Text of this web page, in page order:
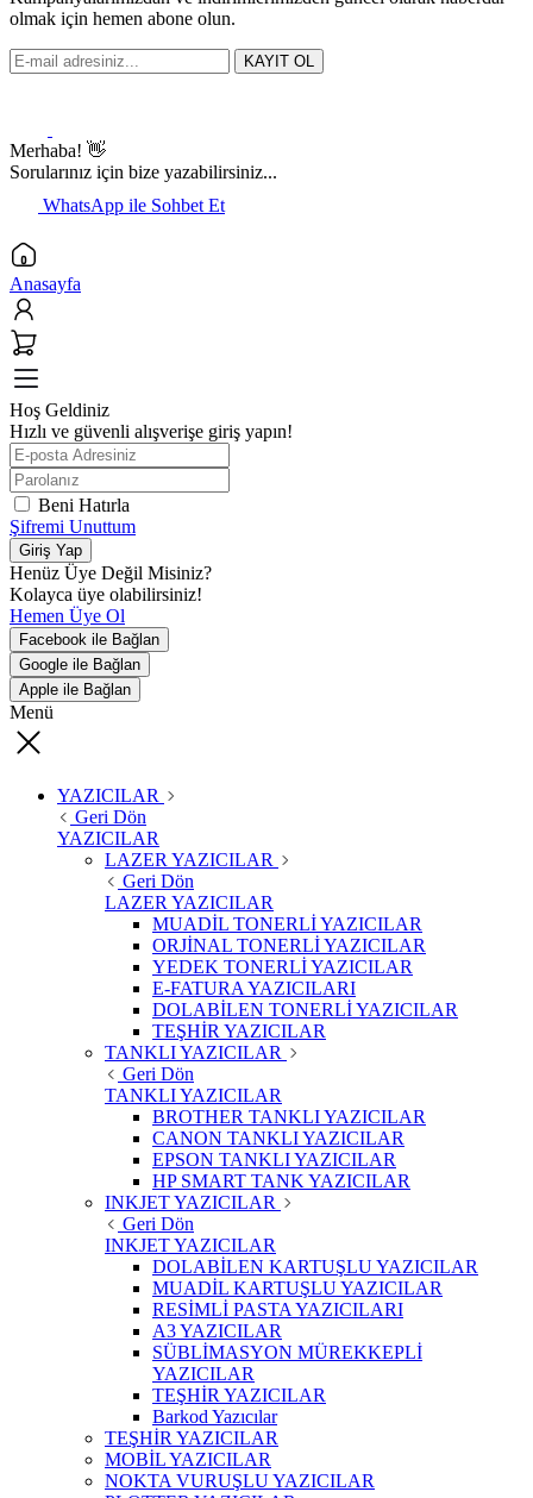
olmak için hemen abone olun.
KAYIT OL
Merhaba! 👋
Sorularınız için bize yazabilirsiniz...
WhatsApp ile Sohbet Et
Anasayfa
Hoş Geldiniz
Hızlı ve güvenli alışverişe giriş yapın!
Beni Hatırla
Şifremi Unuttum
Giriş Yap
Henüz Üye Değil Misiniz?
Kolayca üye olabilirsiniz!
Hemen Üye Ol
Facebook ile Bağlan
Google ile Bağlan
Apple ile Bağlan
Menü
YAZICILAR
Geri Dön
YAZICILAR
LAZER YAZICILAR
Geri Dön
LAZER YAZICILAR
MUADİL TONERLİ YAZICILAR
ORJİNAL TONERLİ YAZICILAR
YEDEK TONERLİ YAZICILAR
E-FATURA YAZICILARI
DOLABİLEN TONERLİ YAZICILAR
TEŞHİR YAZICILAR
TANKLI YAZICILAR
Geri Dön
TANKLI YAZICILAR
BROTHER TANKLI YAZICILAR
CANON TANKLI YAZICILAR
EPSON TANKLI YAZICILAR
HP SMART TANK YAZICILAR
INKJET YAZICILAR
Geri Dön
INKJET YAZICILAR
DOLABİLEN KARTUŞLU YAZICILAR
MUADİL KARTUŞLU YAZICILAR
RESİMLİ PASTA YAZICILARI
A3 YAZICILAR
SÜBLİMASYON MÜREKKEPLİ
YAZICILAR
TEŞHİR YAZICILAR
Barkod Yazıcılar
TEŞHİR YAZICILAR
MOBİL YAZICILAR
NOKTA VURUŞLU YAZICILAR